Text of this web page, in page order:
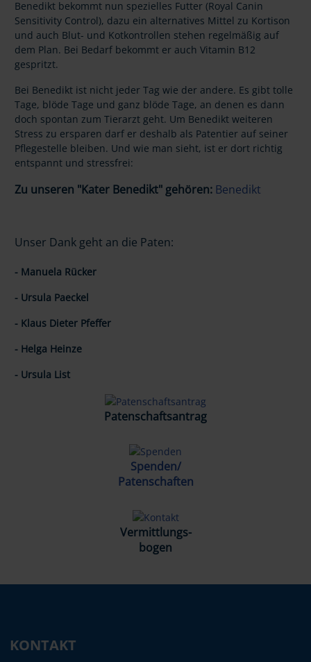
Benedikt bekommt nun spezielles Futter (Royal Canin
Sensitivity Control), dazu ein alternatives Mittel zu Kortison
und auch Blut- und Kotkontrollen stehen regelmäßig auf
dem Plan. Bei Bedarf bekommt er auch Vitamin B12
gespritzt.
Bei Benedikt ist nicht jeder Tag wie der andere. Es gibt tolle
Tage, blöde Tage und ganz blöde Tage, an denen es dann
doch spontan zum Tierarzt geht. Um Benedikt weiteren
Stress zu ersparen darf er deshalb als Patentier auf seiner
Pflegestelle bleiben. Und wie man sieht, ist er dort richtig
entspannt und stressfrei:
Zu unseren "Kater Benedikt" gehören: Benedikt
Unser Dank geht an die Paten:
- Manuela Rücker
- Ursula Paeckel
- Klaus Dieter Pfeffer
- Helga Heinze
- Ursula List
Patenschaftsantrag
Spenden/
Patenschaften
Vermittlungs-
bogen
KONTAKT